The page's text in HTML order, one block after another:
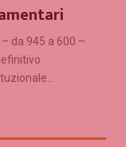
da 945 a 600 –